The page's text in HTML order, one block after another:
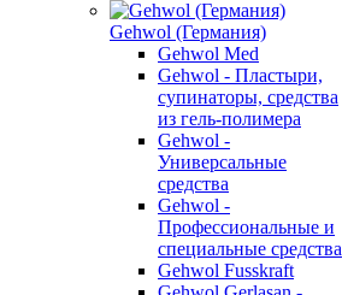
Gehwol (Германия)
Gehwol Med
Gehwol - Пластыри,
супинаторы, средства
из гель-полимера
Gehwol -
Универсальные
средства
Gehwol -
Профессиональные и
специальные средства
Gehwol Fusskraft